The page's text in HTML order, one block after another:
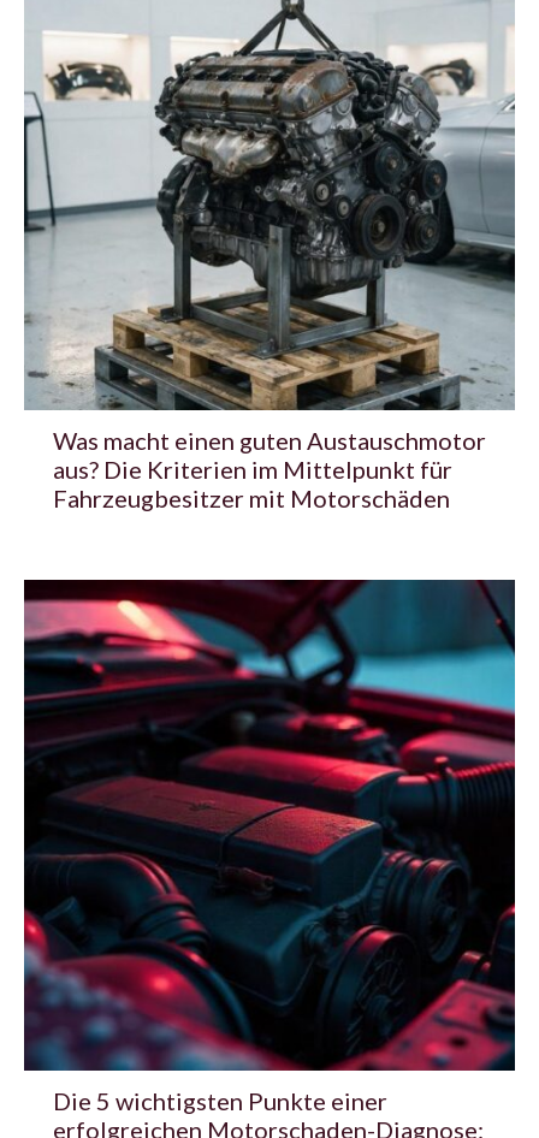
Was macht einen guten Austauschmotor
aus? Die Kriterien im Mittelpunkt für
Fahrzeugbesitzer mit Motorschäden
Die 5 wichtigsten Punkte einer
erfolgreichen Motorschaden-Diagnose: